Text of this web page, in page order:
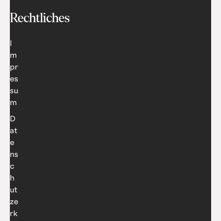
Rechtliches
m
pr
es
su
m
D
at
e
ns
c
h
ut
ze
rk